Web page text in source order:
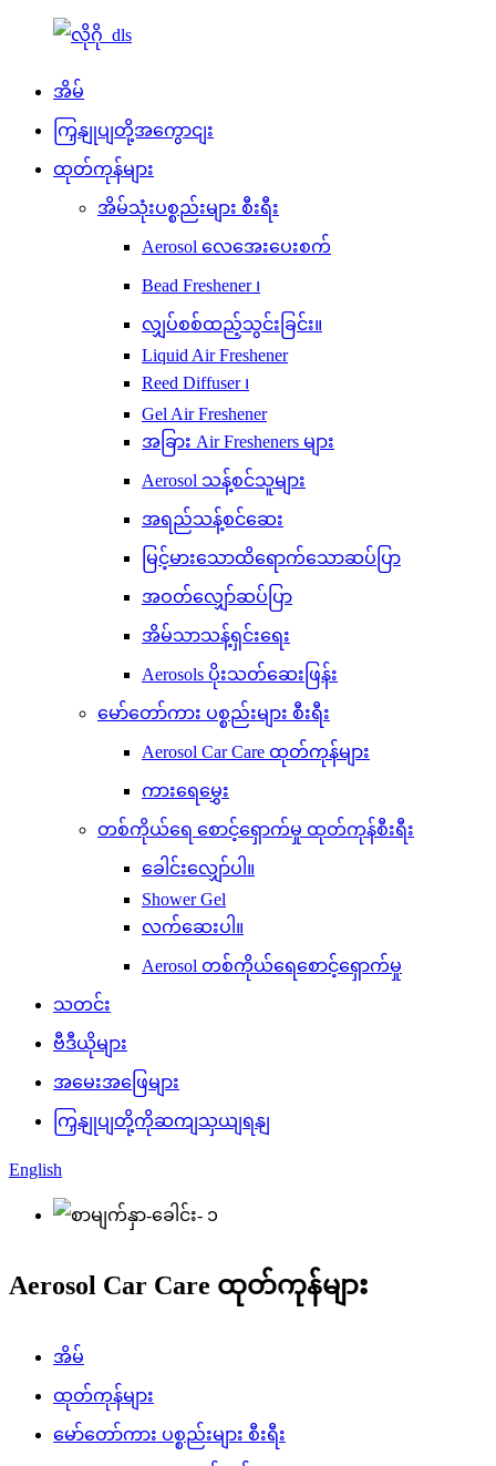
အိမ်
ကြှနျုပျတို့အကွောငျး
ထုတ်ကုန်များ
အိမ်သုံးပစ္စည်းများ စီးရီး
Aerosol လေအေးပေးစက်
Bead Freshener ၊
လျှပ်စစ်ထည့်သွင်းခြင်း။
Liquid Air Freshener
Reed Diffuser ၊
Gel Air Freshener
အခြား Air Fresheners များ
Aerosol သန့်စင်သူများ
အရည်သန့်စင်ဆေး
မြင့်မားသောထိရောက်သောဆပ်ပြာ
အဝတ်လျှော်ဆပ်ပြာ
အိမ်သာသန့်ရှင်းရေး
Aerosols ပိုးသတ်ဆေးဖြန်း
မော်တော်ကား ပစ္စည်းများ စီးရီး
Aerosol Car Care ထုတ်ကုန်များ
ကားရေမွှေး
တစ်ကိုယ်ရေ စောင့်ရှောက်မှု ထုတ်ကုန်စီးရီး
ခေါင်းလျှော်ပါ။
Shower Gel
လက်ဆေးပါ။
Aerosol တစ်ကိုယ်ရေစောင့်ရှောက်မှု
သတင်း
ဗီဒီယိုများ
အမေးအဖြေများ
ကြှနျုပျတို့ကိုဆကျသှယျရနျ
English
Aerosol Car Care ထုတ်ကုန်များ
အိမ်
ထုတ်ကုန်များ
မော်တော်ကား ပစ္စည်းများ စီးရီး